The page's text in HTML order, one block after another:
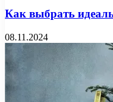
Как выбрать
08.11.2024